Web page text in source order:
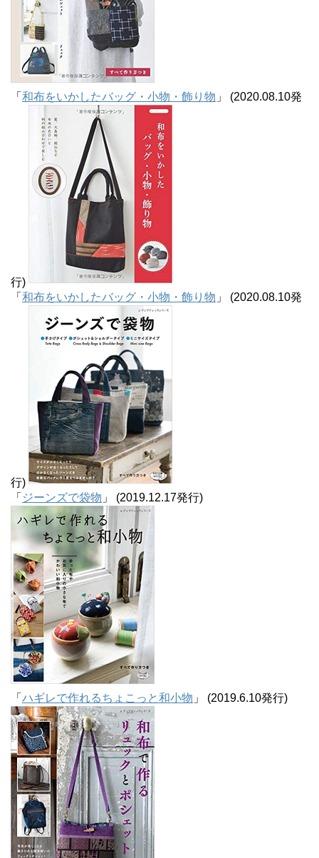
「 和布をいかしたバッグ・小物・飾り物 」 (2020.08.10発
行)
「 和布をいかしたバッグ・小物・飾り物 」 (2020.08.10発
行)
「 ジーンズで袋物 」 (2019.12.17発行)
「 ハギレで作れるちょこっと和小物 」 (2019.6.10発行)